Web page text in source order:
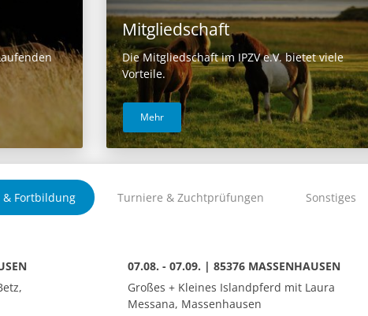
Mitgliedschaft
Die Mitgliedschaft im IPZV e.V. bietet viele
Vorteile.
Mehr
& Fortbildung Turniere & Zuchtprüfungen Sonstiges
07.08. - 07.09. | 85376 MASSENHAUSEN
Großes + Kleines Islandpferd mit Laura
Messana, Massenhausen